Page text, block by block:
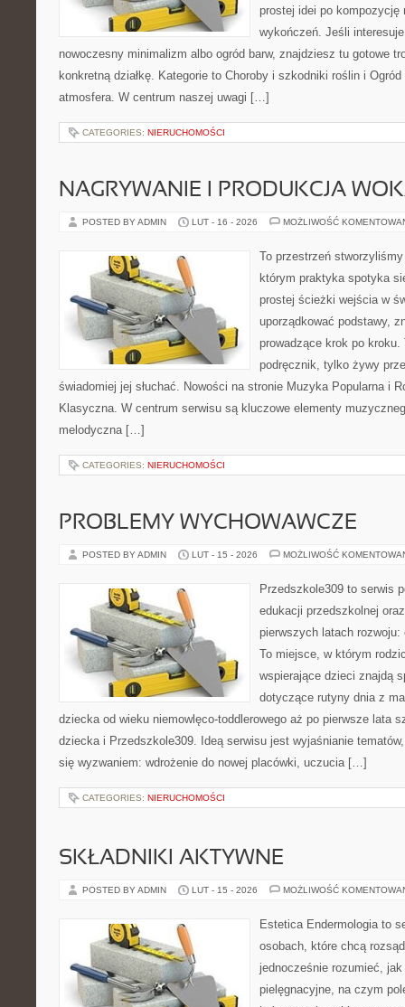
prostej idei po kompozycję
wykończeń. Jeśli
nowoczesny minimalizm albo ogród barw, znajdziesz tu gotowe
konkretną działkę. Kategorie to Choroby i szkodniki roślin i
atmosfera. W centrum naszej uwagi […]
CATEGORIES: NIERUCHOMOŚCI
NAGRYWANIE I PRODUKCJA
POSTED BY ADMIN LUT - 16 - 2026 MOŻLIWOŚĆ
To przestrzeń
którym praktyka spotyka
prostej ścieżki wejścia w
uporządkować podstawy,
prowadzące krok po
podręcznik, tylko żywy
świadomiej jej słuchać. Nowości na stronie Muzyka Popularna i
Klasyczna. W centrum serwisu są kluczowe elementy
melodyczna […]
CATEGORIES: NIERUCHOMOŚCI
PROBLEMY WYCHOWAWCZE
POSTED BY ADMIN LUT - 15 - 2026 MOŻLIWOŚĆ
Przedszkole309 to serwis
edukacji przedszkolnej
pierwszych latach
To miejsce, w którym
wspierające dzieci znajdą
dotyczące rutyny dnia z
dziecka od wieku niemowlęco-toddlerowego aż po pierwsze lata
dziecka i Przedszkole309. Ideą serwisu jest wyjaśnianie
się wyzwaniem: wdrożenie do nowej placówki, uczucia […]
CATEGORIES: NIERUCHOMOŚCI
SKŁADNIKI AKTYWNE
POSTED BY ADMIN LUT - 15 - 2026 MOŻLIWOŚĆ
Estetica Endermologia to
osobach, które chcą
jednocześnie rozumieć, jak
pielęgnacyjne, na czym